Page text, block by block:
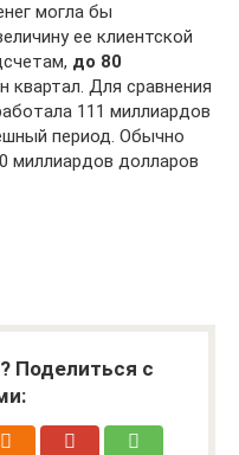
могла бы
ее клиентской
до 80
квартал. Для сравнения
111 миллиардов
период. Обычно
миллиардов долларов
Поделиться с